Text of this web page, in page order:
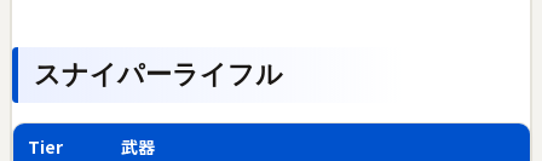
スナイパーライフル
Tier
武器